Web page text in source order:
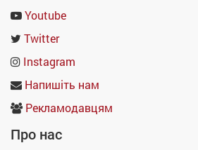
Youtube
Twitter
Instagram
Напишіть нам
Рекламодавцям
Про нас